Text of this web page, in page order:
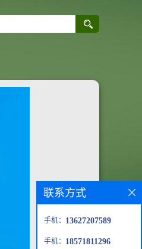
联系方式
手机： 13627207589
手机： 18571811296